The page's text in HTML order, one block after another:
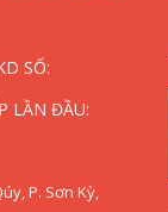
SỐ:
LẦN ĐẦU:
P. Sơn Kỳ,